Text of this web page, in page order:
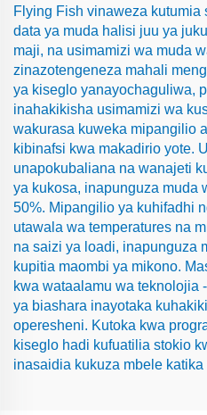
Flying Fish vinaweza kutumia
data ya muda halisi juu ya
maji, na usimamizi wa muda
zinazotengeneza mahali
ya kiseglo yanayochaguliwa,
inahakikisha usimamizi wa
wakurasa kuweka mipangilio
kibinafsi kwa makadirio yote.
unapokubaliana na wanajeti
ya kukosa, inapunguza muda
50%. Mipangilio ya kuhifadhi
utawala wa temperatures na
na saizi ya loadi, inapunguza
kupitia maombi ya mikono.
kwa wataalamu wa teknolojia
ya biashara inayotaka
operesheni. Kutoka kwa
kiseglo hadi kufuatilia stokio
inasaidia kukuza mbele